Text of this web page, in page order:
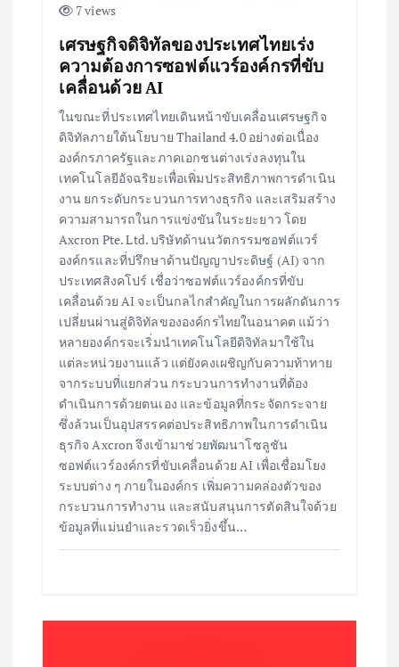
7 views
เศรษฐกิจดิจิทัลของประเทศไทยเร่ง
ความต้องการซอฟต์แวร์องค์กรที่ขับ
เคลื่อนด้วย AI
ในขณะที่ประเทศไทยเดินหน้าขับเคลื่อนเศรษฐกิจ
ดิจิทัลภายใต้นโยบาย Thailand 4.0 อย่างต่อเนื่อง
องค์กรภาครัฐและภาคเอกชนต่างเร่งลงทุนใน
เทคโนโลยีอัจฉริยะเพื่อเพิ่มประสิทธิภาพการดำเนิน
งาน ยกระดับกระบวนการทางธุรกิจ และเสริมสร้าง
ความสามารถในการแข่งขันในระยะยาว โดย
Axcron Pte. Ltd. บริษัทด้านนวัตกรรมซอฟต์แวร์
องค์กรและที่ปรึกษาด้านปัญญาประดิษฐ์ (AI) จาก
ประเทศสิงคโปร์ เชื่อว่าซอฟต์แวร์องค์กรที่ขับ
เคลื่อนด้วย AI จะเป็นกลไกสำคัญในการผลักดันการ
เปลี่ยนผ่านสู่ดิจิทัลขององค์กรไทยในอนาคต แม้ว่า
หลายองค์กรจะเริ่มนำเทคโนโลยีดิจิทัลมาใช้ใน
แต่ละหน่วยงานแล้ว แต่ยังคงเผชิญกับความท้าทาย
จากระบบที่แยกส่วน กระบวนการทำงานที่ต้อง
ดำเนินการด้วยตนเอง และข้อมูลที่กระจัดกระจาย
ซึ่งล้วนเป็นอุปสรรคต่อประสิทธิภาพในการดำเนิน
ธุรกิจ Axcron จึงเข้ามาช่วยพัฒนาโซลูชัน
ซอฟต์แวร์องค์กรที่ขับเคลื่อนด้วย AI เพื่อเชื่อมโยง
ระบบต่าง ๆ ภายในองค์กร เพิ่มความคล่องตัวของ
กระบวนการทำงาน และสนับสนุนการตัดสินใจด้วย
ข้อมูลที่แม่นยำและรวดเร็วยิ่งขึ้น…